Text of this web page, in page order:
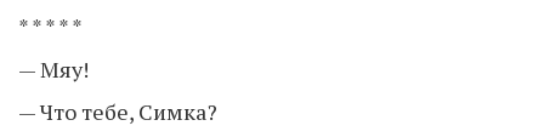
* * * * *
— Мяу!
— Что тебе, Симка?